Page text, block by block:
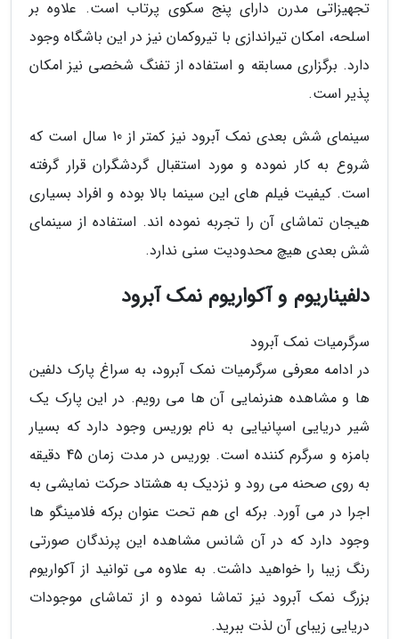
تجهیزاتی مدرن دارای پنج سکوی پرتاب است. علاوه بر
اسلحه، امکان تیراندازی با تیروکمان نیز در این باشگاه وجود
دارد. برگزاری مسابقه و استفاده از تفنگ شخصی نیز امکان
پذیر است.
سینمای شش بعدی نمک آبرود نیز کمتر از 10 سال است که
شروع به کار نموده و مورد استقبال گردشگران قرار گرفته
است. کیفیت فیلم های این سینما بالا بوده و افراد بسیاری
هیجان تماشای آن را تجربه نموده اند. استفاده از سینمای
شش بعدی هیچ محدودیت سنی ندارد.
دلفیناریوم و آکواریوم نمک آبرود
سرگرمیات نمک آبرود
در ادامه معرفی سرگرمیات نمک آبرود، به سراغ پارک دلفین
ها و مشاهده هنرنمایی آن ها می رویم. در این پارک یک
شیر دریایی اسپانیایی به نام بوریس وجود دارد که بسیار
بامزه و سرگرم کننده است. بوریس در مدت زمان 45 دقیقه
به روی صحنه می رود و نزدیک به هشتاد حرکت نمایشی به
اجرا در می آورد. برکه ای هم تحت عنوان برکه فلامینگو ها
وجود دارد که در آن شانس مشاهده این پرندگان صورتی
رنگ زیبا را خواهید داشت. به علاوه می توانید از آکواریوم
بزرگ نمک آبرود نیز تماشا نموده و از تماشای موجودات
دریایی زیبای آن لذت ببرید.